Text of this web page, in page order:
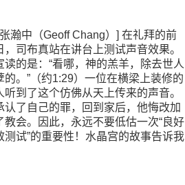
瀚中（Geoff Chang）] 在礼拜的前
，司布真站在讲台上测试声音效果。
读的是：“看哪，神的羔羊，除去世人
的。”（约1:29）一位在横梁上装修的
听到了这个仿佛从天上传来的声音。
认了自己的罪，回到家后，他悔改加
教会。因此，永远不要低估一次“良好
测试”的重要性！水晶宫的故事告诉我